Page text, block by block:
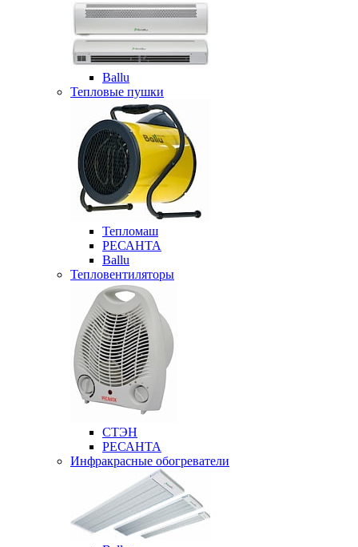
Ballu
Тепловые пушки
Тепломаш
РЕСАНТА
Ballu
Тепловентиляторы
СТЭН
РЕСАНТА
Инфракрасные обогреватели